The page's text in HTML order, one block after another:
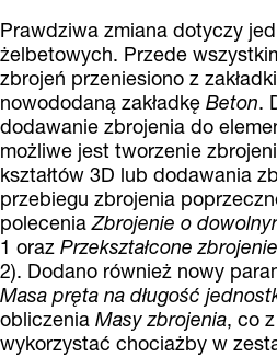
Prawdziwa zmiana dotyczy
żelbetowych. Przede
zbrojeń przeniesiono z zakładki
nowododaną zakładkę Beton.
dodawanie zbrojenia do
możliwe jest tworzenie
kształtów 3D lub dodawania
przebiegu zbrojenia
poleceniaZbrojenie o
1 oraz Przekształcone
2). Dodano również nowy
Masa pręta na długość
obliczenia Masy zbrojenia, co
wykorzystać chociażby w